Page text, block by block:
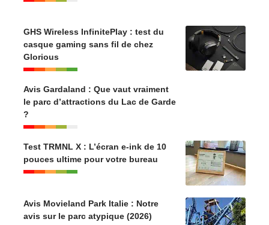
GHS Wireless InfinitePlay : test du
casque gaming sans fil de chez
Glorious
Avis Gardaland : Que vaut vraiment
le parc d’attractions du Lac de Garde
?
Test TRMNL X : L’écran e-ink de 10
pouces ultime pour votre bureau
Avis Movieland Park Italie : Notre
avis sur le parc atypique (2026)